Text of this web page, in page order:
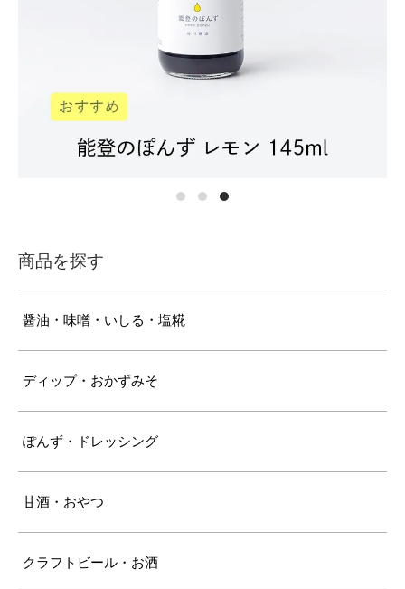
商品を探す
醤油・味噌・いしる・塩糀
ディップ・おかずみそ
ぽんず・ドレッシング
甘酒・おやつ
クラフトビール・お酒